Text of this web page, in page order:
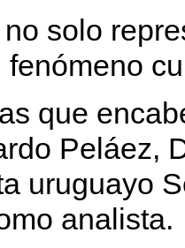
solo
que
Peláez,
uruguayo
analista.